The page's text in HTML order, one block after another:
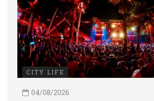
CITY LIFE
04/08/2026